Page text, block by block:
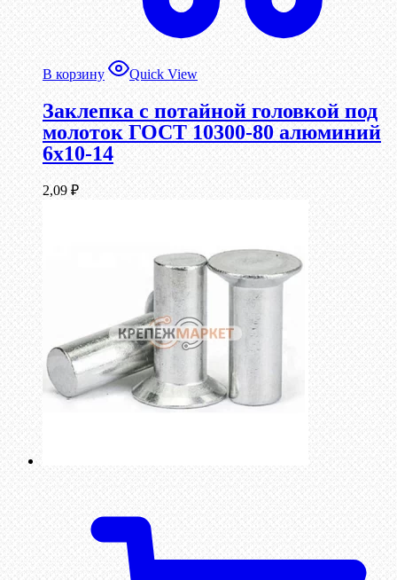
В корзину Quick View
Заклепка с потайной головкой под
молоток ГОСТ 10300-80 алюминий
6х10-14
2,09 ₽